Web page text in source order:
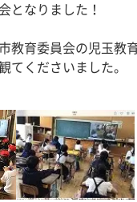
となりました！
教育委員会の児玉教
てくださいました。